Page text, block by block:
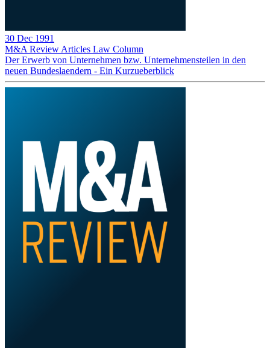
30 Dec 1991
M&A Review Articles Law Column
Der Erwerb von Unternehmen bzw. Unternehmensteilen in den
neuen Bundeslaendern - Ein Kurzueberblick